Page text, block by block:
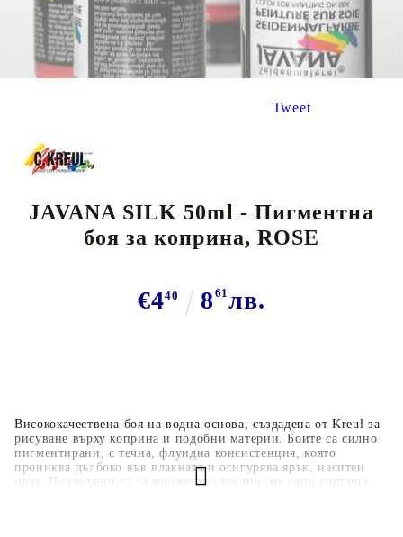
Tweet
JAVANA SILK 50ml - Пигментна
боя за коприна, ROSE
€440 8 61 лв.
Висококачествена боя на водна основа, създадена от Kreul за
рисуване върху коприна и подобни материи. Боите са силно
пигментирани, с течна, флуидна консистенция, която
прониква дълбоко във влакната и осигурява ярък, наситен
цвят. Подходящи са за множество тъкани: не само коприна,